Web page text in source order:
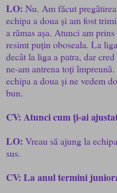
LO: Nu. Am făcut
echipa a doua și am fost
a rămas așa. Atunci am
resimt puțin oboseala. La
decât la liga a patra, dar
ne-am antrena toți
echipa a doua și ne vedem
bun.
CV: Atunci cum ți-ai
LO: Vreau să ajung la
sus.
CV: La anul termini